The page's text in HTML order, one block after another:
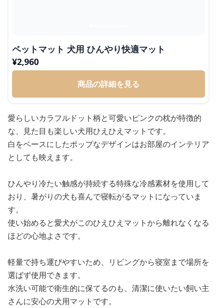
ペットマット 犬用 ひんやり快適マット
¥2,960
商品の詳細を見る
愛らしいカラフルドット柄と可愛いピンクの枕が特徴的
な、見た目も楽しい犬用ひえひえマットです。
白をベースにしたポップなデザインはお部屋のインテリア
としても映えます。
ひんやり冷たい触感が持続する特殊な冷感素材を使用して
おり、暑がりの犬も喜んで寝転がるマットになっていま
す。
使い始めると愛犬がこのひえひえマットから離れなくなる
ほどの心地よさです。
軽量で持ち運びやすいため、リビングから寝室まで場所を
選ばず使用できます。
水洗い可能で衛生的に保てるのも、清潔に使いたい飼い主
さんに安心の犬用マットです。